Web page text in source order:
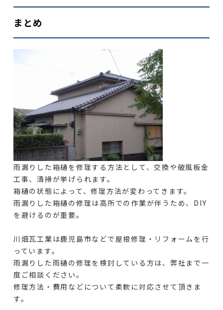
まとめ
雨漏りした箱樋を修理する方法として、交換や破風板金
工事、清掃が挙げられます。
箱樋の状態によって、修理方法が変わってきます。
雨漏りした箱樋の修理は高所での作業が伴うため、DIY
を避けるのが重要。
川畑瓦工業は鹿児島市などで屋根修理・リフォームを行
っています。
雨漏りした雨樋の修理を検討している方は、弊社まで一
度ご相談ください。
修理方法・費用などについて柔軟に対応させて頂きま
す。